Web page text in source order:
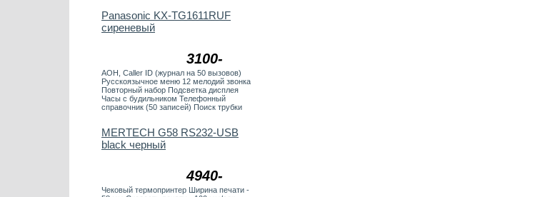
3100-
Panasonic KX-TG1611RUF
сиреневый
АОН, Caller ID (журнал на 50 вызовов)
Русскоязычное меню 12 мелодий звонка
Повторный набор Подсветка дисплея
Часы с будильником Телефонный
справочник (50 записей) Поиск трубки
4940-
MERTECH G58 RS232-USB
black черный
Чековый термопринтер Ширина печати -